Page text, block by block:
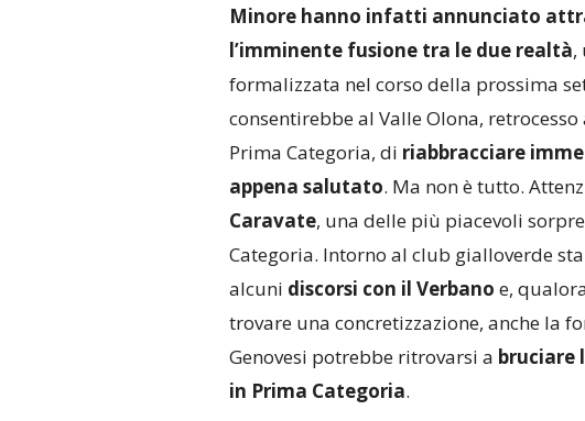
Minore hanno infatti annunciato
l’imminente fusione tra le due realtà,
formalizzata nel corso della prossima
consentirebbe al Valle Olona,
Prima Categoria, di riabbracciare
appena salutato. Ma non è tutto.
Caravate, una delle più piacevoli
Categoria. Intorno al club gialloverde
alcuni discorsi con il Verbano e,
trovare una concretizzazione, anche la
Genovesi potrebbe ritrovarsi a bruciare
in Prima Categoria.